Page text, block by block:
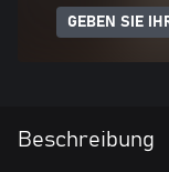
GEBEN SIE
Beschreibung